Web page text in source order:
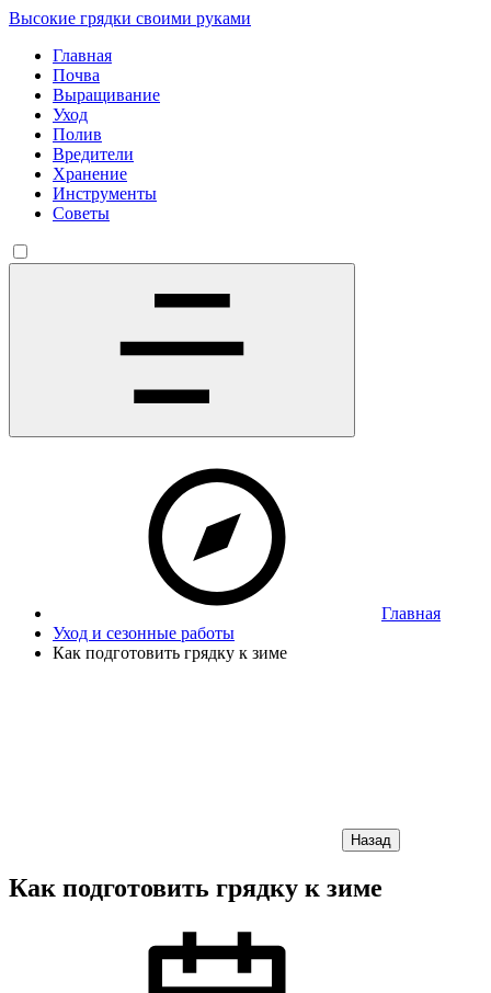
Высокие грядки своими руками
Главная
Почва
Выращивание
Уход
Полив
Вредители
Хранение
Инструменты
Советы
Главная
Уход и сезонные работы
Как подготовить грядку к зиме
Назад
Как подготовить грядку к зиме